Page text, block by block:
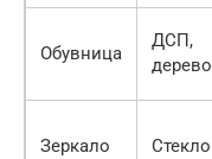
Обувница
ДСП,
дерево
Зеркало Стекло